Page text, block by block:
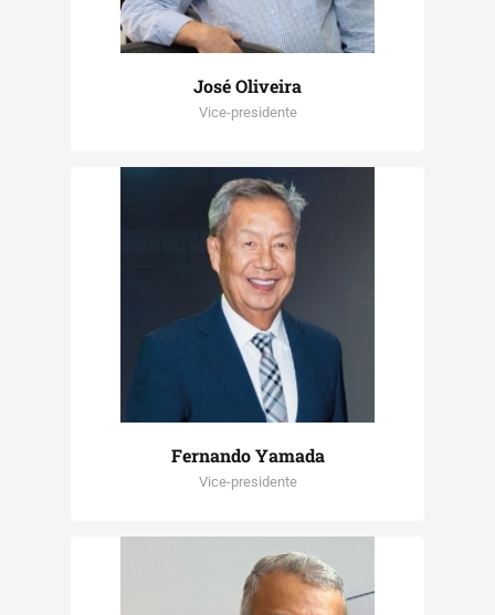
José Oliveira
Vice-presidente
Fernando Yamada
Vice-presidente